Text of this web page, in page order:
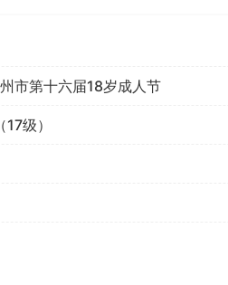
市第十六届18岁成人节
级）